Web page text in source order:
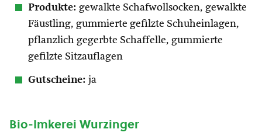
Produkte: gewalkte Schafwollsocken, gewalkte
Fäustling, gummierte gefilzte Schuheinlagen,
pflanzlich gegerbte Schaffelle, gummierte
gefilzte Sitzauflagen
Gutscheine: ja
Bio-Imkerei Wurzinger